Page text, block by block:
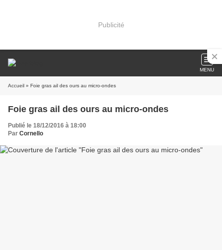
Publicité
MENU
Accueil » Foie gras ail des ours au micro-ondes
Foie gras ail des ours au micro-ondes
Publié le 18/12/2016 à 18:00
Par Cornello